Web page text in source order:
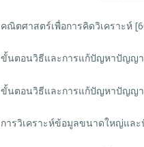
คณิตศาสตร์เพื่อการคิดวิเคราะห์
ขั้นตอนวิธีและการแก้ปัญหาปัญญา
ขั้นตอนวิธีและการแก้ปัญหาปัญญา
การวิเคราะห์ข้อมูลขนาดใหญ่และ